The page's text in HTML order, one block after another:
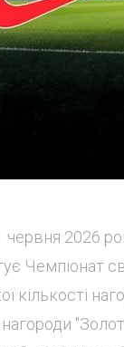
червня 2026
Чемпіонат
кількості